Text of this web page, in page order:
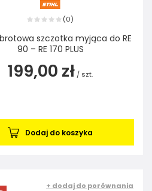
(0)
szczotka myjąca do RE
90 – RE 170 PLUS
199,00 zł / szt.
Dodaj do koszyka
+ dodaj do porównania